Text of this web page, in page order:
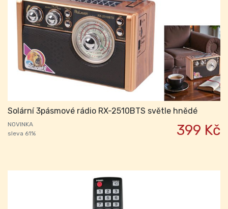
Solární 3pásmové rádio RX-2510BTS světle hnědé
NOVINKA
sleva 61%
399 Kč